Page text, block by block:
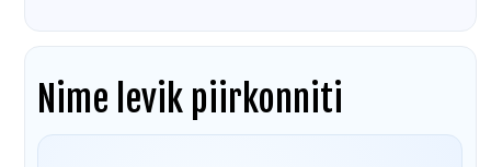
Nime levik piirkonniti